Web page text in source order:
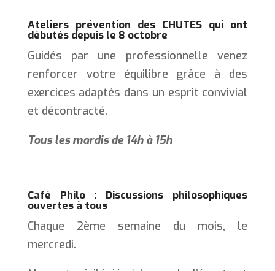
Ateliers prévention des CHUTES qui ont
débutés depuis le 8 octobre
Guidés par une professionnelle venez
renforcer votre équilibre grâce à des
exercices adaptés dans un esprit convivial
et décontracté.
Tous les mardis de 14h à 15h
Café Philo : Discussions philosophiques
ouvertes à tous
Chaque 2ème semaine du mois, le
mercredi.